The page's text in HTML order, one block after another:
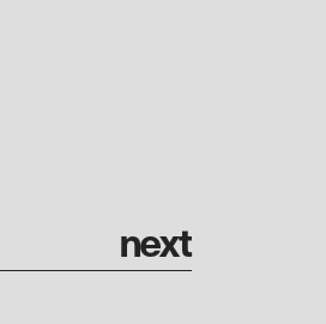
next